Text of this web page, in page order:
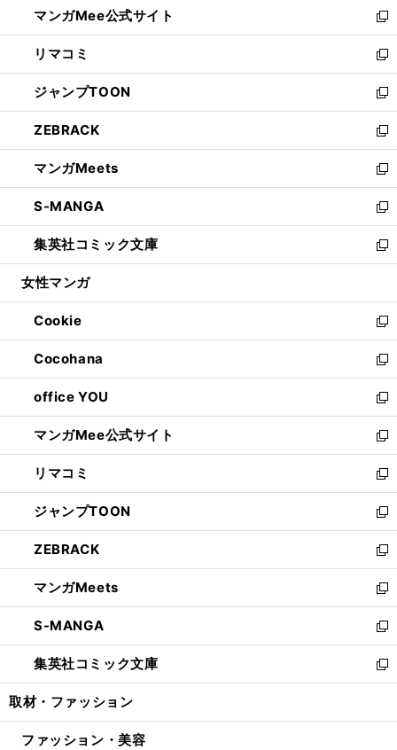
く
ド
ウ
で
開
く
ィ
ン
ド
ウ
で
開
く
い
ウ
ィ
ン
ド
ウ
で
開
く
マンガMee公式サイト
新
し
い
ウ
ィ
ン
ド
ウ
で
開
く
リマコミ
新
し
い
ウ
ィ
ン
ド
ウ
で
開
く
ジャンプTOON
新
し
い
ウ
ィ
ン
ド
ウ
で
開
ZEBRACK
新
し
い
ウ
ィ
ン
ド
ウ
開
く
マンガMeets
新
し
い
ウ
ィ
ン
ウ
で
開
く
S-MANGA
新
し
い
ウ
ン
ド
ウ
で
開
く
集英社コミック文庫
新
し
ウ
ィ
ン
ド
ウ
で
開
く
女性マンガ
Cookie
新
し
い
ウ
ィ
ン
ド
ウ
で
開
く
Cocohana
新
し
い
ウ
ィ
ン
ド
ウ
で
開
く
office YOU
新
し
い
ウ
ィ
ン
ド
ウ
で
開
く
マンガMee公式サイト
新
し
い
ウ
ィ
ン
ド
ウ
で
開
く
リマコミ
新
し
い
ウ
ィ
ン
ド
ウ
で
開
く
ジャンプTOON
新
し
い
ウ
ィ
ン
ド
ウ
で
開
ZEBRACK
新
し
い
ウ
ィ
ン
ド
ウ
開
マンガMeets
新
し
い
ウ
ィ
ン
ウ
S-MANGA
新
し
い
ウ
ン
集英社コミック文庫
新
し
ウ
取材・ファッション
ファッション・美容